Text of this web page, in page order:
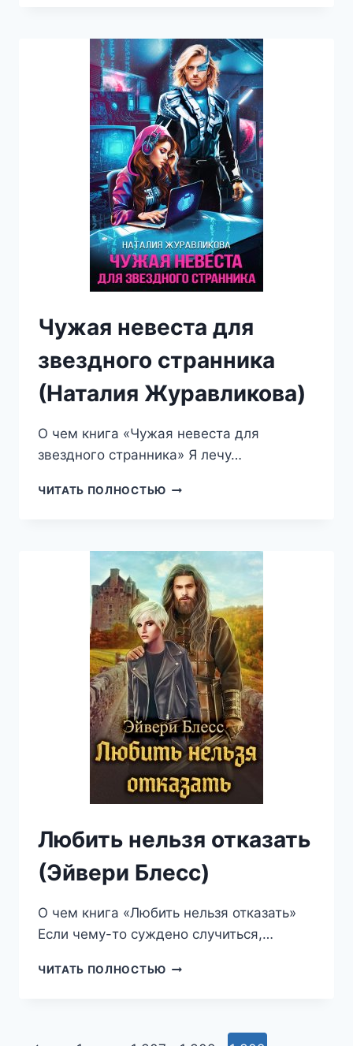
Чужая невеста для
звездного странника
(Наталия Журавликова)
О чем книга «Чужая невеста для
звездного странника» Я лечу…
ЧИТАТЬ ПОЛНОСТЬЮ ЧУЖАЯ
СТРАННИКА
(НАТАЛИЯ
ЖУРАВЛИКОВА)
Любить нельзя отказать
(Эйвери Блесс)
О чем книга «Любить нельзя отказать»
Если чему-то суждено случиться,…
ЧИТАТЬ ПОЛНОСТЬЮ ЛЮБИТЬ